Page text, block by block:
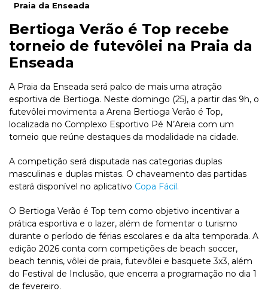
Praia da Enseada
Bertioga Verão é Top recebe
torneio de futevôlei na Praia da
Enseada
A Praia da Enseada será palco de mais uma atração
esportiva de Bertioga. Neste domingo (25), a partir das 9h, o
futevôlei movimenta a Arena Bertioga Verão é Top,
localizada no Complexo Esportivo Pé N’Areia com um
torneio que reúne destaques da modalidade na cidade.
A competição será disputada nas categorias duplas
masculinas e duplas mistas. O chaveamento das partidas
estará disponível no aplicativo Copa Fácil.
O Bertioga Verão é Top tem como objetivo incentivar a
prática esportiva e o lazer, além de fomentar o turismo
durante o período de férias escolares e da alta temporada. A
edição 2026 conta com competições de beach soccer,
beach tennis, vôlei de praia, futevôlei e basquete 3x3, além
do Festival de Inclusão, que encerra a programação no dia 1
de fevereiro.